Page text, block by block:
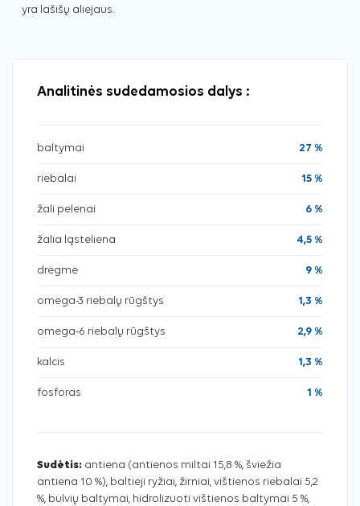
yra lašišų aliejaus.
Analitinės sudedamosios dalys :
baltymai 27 %
riebalai 15 %
žali pelenai 6 %
žalia ląsteliena 4,5 %
drėgmė 9 %
omega-3 riebalų rūgštys 1,3 %
omega-6 riebalų rūgštys 2,9 %
kalcis 1,3 %
fosforas 1 %
Sudėtis: antiena (antienos miltai 15,8 %, šviežia
antiena 10 %), baltieji ryžiai, žirniai, vištienos riebalai 5,2
%, bulvių baltymai, hidrolizuoti vištienos baltymai 5 %,